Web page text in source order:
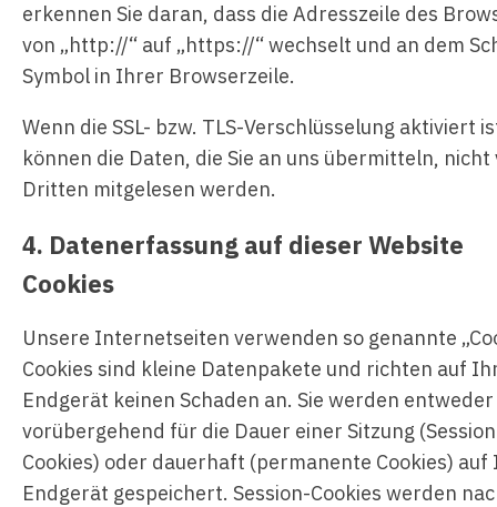
erkennen Sie daran, dass die Adresszeile des
von „http://“ auf „https://“ wechselt und an dem
Symbol in Ihrer Browserzeile.
Wenn die SSL- bzw. TLS-Verschlüsselung aktiviert
können die Daten, die Sie an uns übermitteln, nicht
Dritten mitgelesen werden.
4. Datenerfassung auf dieser Website
Cookies
Unsere Internetseiten verwenden so genannte
Cookies sind kleine Datenpakete und richten auf
Endgerät keinen Schaden an. Sie werden entweder
vorübergehend für die Dauer einer Sitzung
Cookies) oder dauerhaft (permanente Cookies) auf
Endgerät gespeichert. Session-Cookies werden